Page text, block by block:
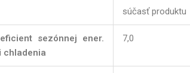
súčasť produktu
sezónnej ener.
chladenia
7,0